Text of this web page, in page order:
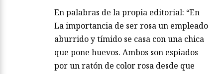
En palabras de la propia editorial: “En
La importancia de ser rosa un empleado
aburrido y tímido se casa con una chica
que pone huevos. Ambos son espiados
por un ratón de color rosa desde que